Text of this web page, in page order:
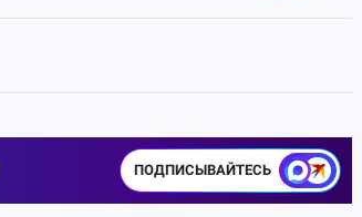
ПОДПИСЫВАЙТЕСЬ